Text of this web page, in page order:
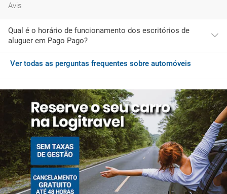
Avis
Qual é o horário de funcionamento dos escritórios de
aluguer em Pago Pago?
Encontrará mais detalhes sobre os horários exatos durante o
Ver todas as perguntas frequentes sobre automóveis